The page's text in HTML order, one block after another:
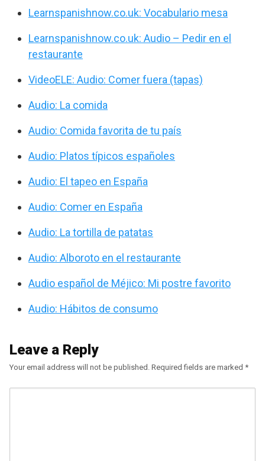
Learnspanishnow.co.uk: Vocabulario mesa
Learnspanishnow.co.uk: Audio – Pedir en el
restaurante
VideoELE: Audio: Comer fuera (tapas)
Audio: La comida
Audio: Comida favorita de tu país
Audio: Platos típicos españoles
Audio: El tapeo en España
Audio: Comer en España
Audio: La tortilla de patatas
Audio: Alboroto en el restaurante
Audio español de Méjico: Mi postre favorito
Audio: Hábitos de consumo
Leave a Reply
Your email address will not be published. Required fields are marked *